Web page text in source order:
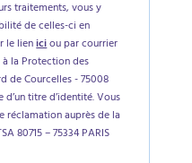
traitements, vous y
de celles-ci en
le lieniciou par courrier
la Protection des
de Courcelles - 75008
titre d’identité. Vous
réclamation auprès de la
80715 – 75334 PARIS